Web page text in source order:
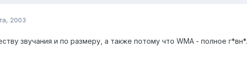
2003
звучания и по размеру, а также потому что WMA - полное г*вн*.